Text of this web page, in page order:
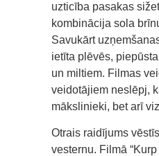
uzticība pasakas
kombinācija sola
Savukārt
ietīta plēvēs,
un miltiem. Filmas
veidotājiem neslēpj,
mākslinieki, bet arī
Otrais raidījums
vesternu. Filmā